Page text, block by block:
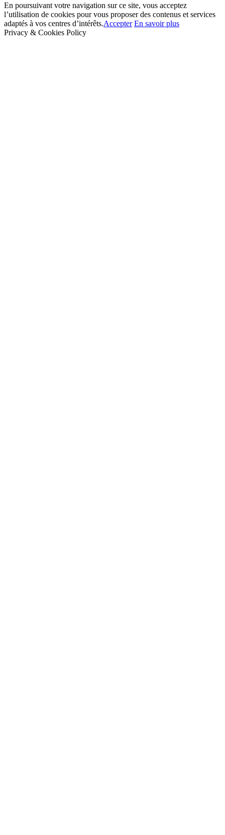
En poursuivant votre navigation sur ce site, vous acceptez
l’utilisation de cookies pour vous proposer des contenus et services
adaptés à vos centres d’intérêts.Accepter En savoir plus
Privacy & Cookies Policy